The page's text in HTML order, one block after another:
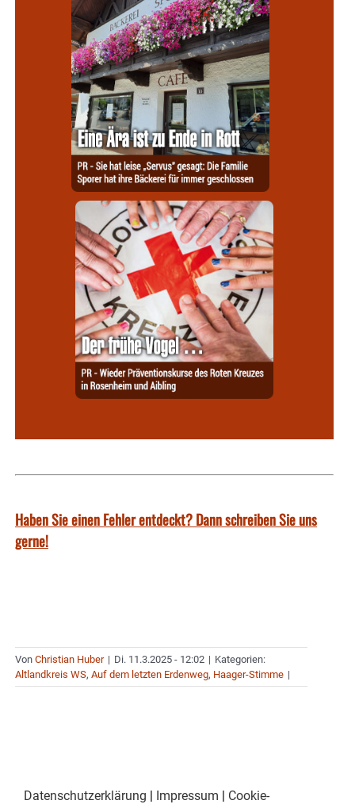
Haben Sie einen Fehler entdeckt? Dann schreiben Sie uns
gerne!
Von Christian Huber | Di. 11.3.2025 - 12:02 | Kategorien:
Altlandkreis WS, Auf dem letzten Erdenweg, Haager-Stimme |
Datenschutzerklärung | Impressum | Cookie-